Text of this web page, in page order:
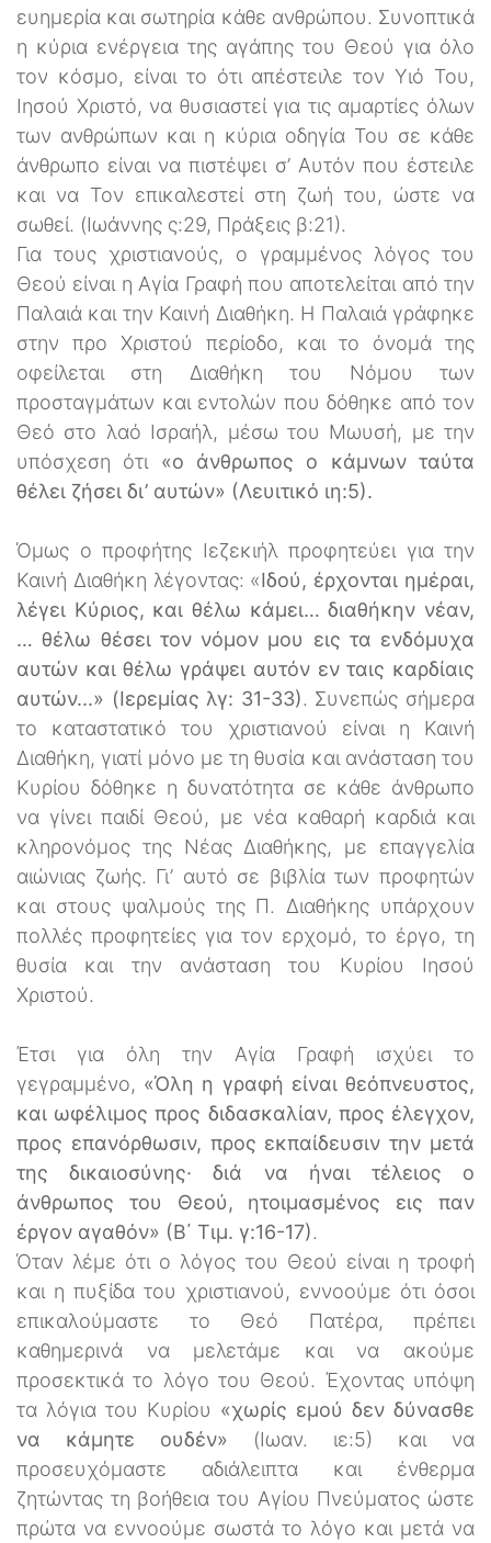
ευημερία και σωτηρία κάθε ανθρώπου. Συνοπτικά
η κύρια ενέργεια της αγάπης του Θεού για όλο
τον κόσμο, είναι το ότι απέστειλε τον Υιό Του,
Ιησού Χριστό, να θυσιαστεί για τις αμαρτίες όλων
των ανθρώπων και η κύρια οδηγία Του σε κάθε
άνθρωπο είναι να πιστέψει σ’ Αυτόν που έστειλε
και να Τον επικαλεστεί στη ζωή του, ώστε να
σωθεί. (Ιωάννης ς:29, Πράξεις β:21).
Για τους χριστιανούς, ο γραμμένος λόγος του
Θεού είναι η Αγία Γραφή που αποτελείται από την
Παλαιά και την Καινή Διαθήκη. Η Παλαιά γράφηκε
στην προ Χριστού περίοδο, και το όνομά της
οφείλεται στη Διαθήκη του Νόμου των
προσταγμάτων και εντολών που δόθηκε από τον
Θεό στο λαό Ισραήλ, μέσω του Μωυσή, με την
υπόσχεση ότι «ο άνθρωπος ο κάμνων ταύτα
θέλει ζήσει δι’ αυτών» (Λευιτικό ιη:5).
Όμως ο προφήτης Ιεζεκιήλ προφητεύει για την
Καινή Διαθήκη λέγοντας: «Ιδού, έρχονται ημέραι,
λέγει Κύριος, και θέλω κάμει… διαθήκην νέαν,
… θέλω θέσει τον νόμον μου εις τα ενδόμυχα
αυτών και θέλω γράψει αυτόν εν ταις καρδίαις
αυτών...» (Ιερεμίας λγ: 31-33). Συνεπώς σήμερα
το καταστατικό του χριστιανού είναι η Καινή
Διαθήκη, γιατί μόνο με τη θυσία και ανάσταση του
Κυρίου δόθηκε η δυνατότητα σε κάθε άνθρωπο
να γίνει παιδί Θεού, με νέα καθαρή καρδιά και
κληρονόμος της Νέας Διαθήκης, με επαγγελία
αιώνιας ζωής. Γι’ αυτό σε βιβλία των προφητών
και στους ψαλμούς της Π. Διαθήκης υπάρχουν
πολλές προφητείες για τον ερχομό, το έργο, τη
θυσία και την ανάσταση του Κυρίου Ιησού
Χριστού.
Έτσι για όλη την Αγία Γραφή ισχύει το
γεγραμμένο, «Όλη η γραφή είναι θεόπνευστος,
και ωφέλιμος προς διδασκαλίαν, προς έλεγχον,
προς επανόρθωσιν, προς εκπαίδευσιν την μετά
της δικαιοσύνης· διά να ήναι τέλειος ο
άνθρωπος του Θεού, ητοιμασμένος εις παν
έργον αγαθόν» (Β΄ Τιμ. γ:16-17).
Όταν λέμε ότι ο λόγος του Θεού είναι η τροφή
και η πυξίδα του χριστιανού, εννοούμε ότι όσοι
επικαλούμαστε το Θεό Πατέρα, πρέπει
καθημερινά να μελετάμε και να ακούμε
προσεκτικά το λόγο του Θεού. Έχοντας υπόψη
τα λόγια του Κυρίου «χωρίς εμού δεν δύνασθε
να κάμητε ουδέν» (Ιωαν. ιε:5) και να
προσευχόμαστε αδιάλειπτα και ένθερμα
ζητώντας τη βοήθεια του Αγίου Πνεύματος ώστε
πρώτα να εννοούμε σωστά το λόγο και μετά να